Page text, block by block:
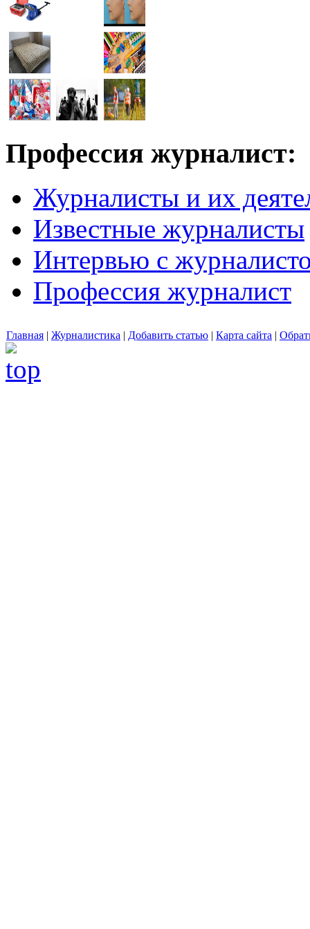
Профессия журналист:
Журналисты и их
Известные журналисты
Интервью с
Профессия журналист
Главная | Журналистика | Добавить статью | Карта сайта |